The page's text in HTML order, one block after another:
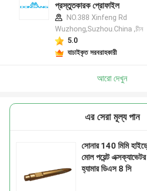
প্রস্তুতকারক প্রোফাইল
NO.388 Xinfeng Rd
Wuzhong,Suzhou.China ,চীন
5.0
যাচাইকৃত সরবরাহকারী
আরো দেখুন
এর সেরা মূল্য পান
সোনার 140 মিমি
মোল পয়েন্ট
হ্যামার ডিএস 8 সি